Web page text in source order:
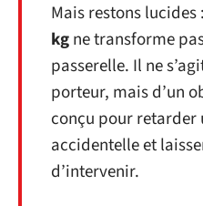
Mais restons lucides
kgne transforme
passerelle. Il ne
porteur, mais d’un
conçu pour retarder
accidentelle et
d’intervenir.